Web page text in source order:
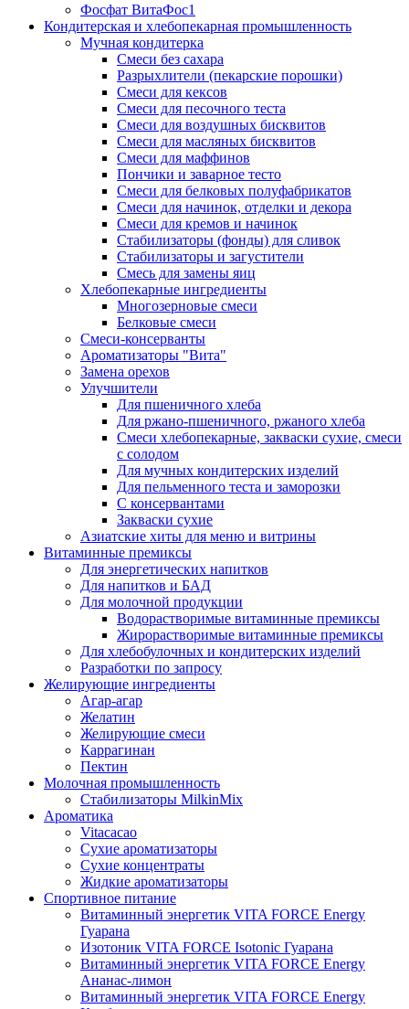
Фосфат ВитаФос1
Кондитерская и хлебопекарная промышленность
Мучная кондитерка
Смеси без сахара
Разрыхлители (пекарские порошки)
Смеси для кексов
Смеси для песочного теста
Смеси для воздушных бисквитов
Смеси для масляных бисквитов
Смеси для маффинов
Пончики и заварное тесто
Cмеси для белковых полуфабрикатов
Смеси для начинок, отделки и декора
Смеси для кремов и начинок
Стабилизаторы (фонды) для сливок
Стабилизаторы и загустители
Смесь для замены яиц
Хлебопекарные ингредиенты
Многозерновые смеси
Белковые смеси
Смеси-консерванты
Ароматизаторы "Вита"
Замена орехов
Улучшители
Для пшеничного хлеба
Для ржано-пшеничного, ржаного хлеба
Смеси хлебопекарные, закваски сухие, смеси
с солодом
Для мучных кондитерских изделий
Для пельменного теста и заморозки
С консервантами
Закваски сухие
Азиатские хиты для меню и витрины
Витаминные премиксы
Для энергетических напитков
Для напитков и БАД
Для молочной продукции
Водорастворимые витаминные премиксы
Жирорастворимые витаминные премиксы
Для хлебобулочных и кондитерских изделий
Разработки по запросу
Желирующие ингредиенты
Агар-агар
Желатин
Желирующие смеси
Каррагинан
Пектин
Молочная промышленность
Стабилизаторы MilkinMix
Ароматика
Vitacacao
Сухие ароматизаторы
Сухие концентраты
Жидкие ароматизаторы
Спортивное питание
Витаминный энергетик VITA FORCE Energy
Гуарана
Изотоник VITA FORCE Isotonic Гуарана
Витаминный энергетик VITA FORCE Energy
Ананас-лимон
Витаминный энергетик VITA FORCE Energy